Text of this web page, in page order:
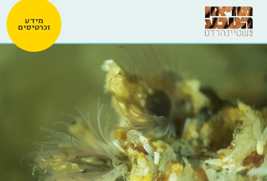
מידע
וכרטיסים